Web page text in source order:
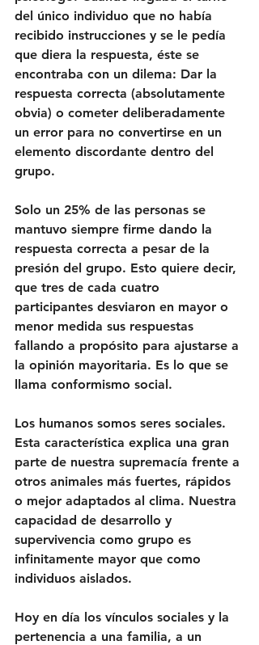
del único individuo que no había
recibido instrucciones y se le pedía
que diera la respuesta, éste se
encontraba con un dilema: Dar la
respuesta correcta (absolutamente
obvia) o cometer deliberadamente
un error para no convertirse en un
elemento discordante dentro del
grupo.
Solo un 25% de las personas se
mantuvo siempre firme dando la
respuesta correcta a pesar de la
presión del grupo. Esto quiere decir,
que tres de cada cuatro
participantes desviaron en mayor o
menor medida sus respuestas
fallando a propósito para ajustarse a
la opinión mayoritaria. Es lo que se
llama conformismo social.
Los humanos somos seres sociales.
Esta característica explica una gran
parte de nuestra supremacía frente a
otros animales más fuertes, rápidos
o mejor adaptados al clima. Nuestra
capacidad de desarrollo y
supervivencia como grupo es
infinitamente mayor que como
individuos aislados.
Hoy en día los vínculos sociales y la
pertenencia a una familia, a un